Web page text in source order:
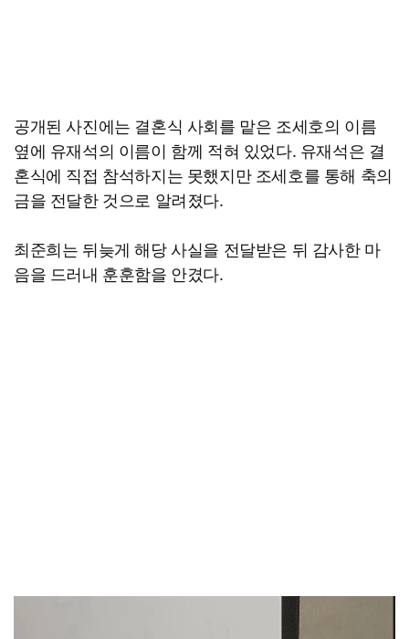
공개된 사진에는 결혼식 사회를 맡은 조세호의 이름
옆에 유재석의 이름이 함께 적혀 있었다. 유재석은 결
혼식에 직접 참석하지는 못했지만 조세호를 통해 축의
금을 전달한 것으로 알려졌다.
최준희는 뒤늦게 해당 사실을 전달받은 뒤 감사한 마
음을 드러내 훈훈함을 안겼다.